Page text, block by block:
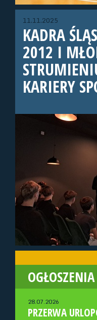
11.11.2025
KADRA
2012 I
KARIERY
OGŁOSZENIA
28.07.2026
PRZERWA